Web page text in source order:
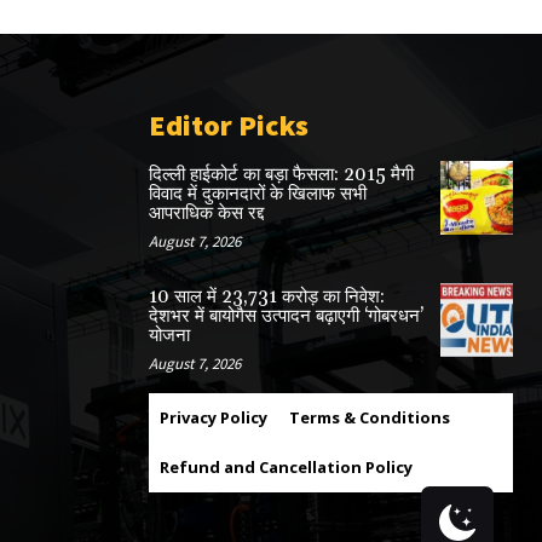
Editor Picks
दिल्ली हाईकोर्ट का बड़ा फैसला: 2015 मैगी
विवाद में दुकानदारों के खिलाफ सभी
आपराधिक केस रद्द
August 7, 2026
10 साल में 23,731 करोड़ का निवेश:
देशभर में बायोगैस उत्पादन बढ़ाएगी ‘गोबरधन’
योजना
August 7, 2026
Privacy Policy Terms & Conditions
Refund and Cancellation Policy